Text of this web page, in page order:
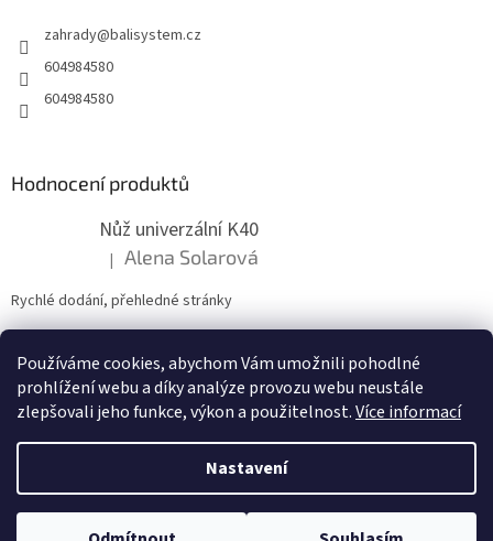
Používáme cookies, abychom Vám umožnili pohodlné
prohlížení webu a díky analýze provozu webu neustále
zlepšovali jeho funkce, výkon a použitelnost.Více informací
Nastavení
zahrady@balisystem.cz
604984580
604984580
Hodnocení produktů
Nůž univerzální K40
Hodnocení produktu je 5 z 5 hvězdiček.
| Alena Solarová
Rychlé dodání, přehledné stránky
ZDE NÁM MŮŽETE VLOŽIT HODNOCENÍ
Vytvořil Shoptet